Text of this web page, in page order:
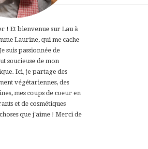
! Et bienvenue sur Lau à
Laurine, qui me cache
suis passionnée de
soucieuse de mon
Ici, je partage des
végétariennes, des
mes coups de coeur en
et de cosmétiques
que j'aime ! Merci de